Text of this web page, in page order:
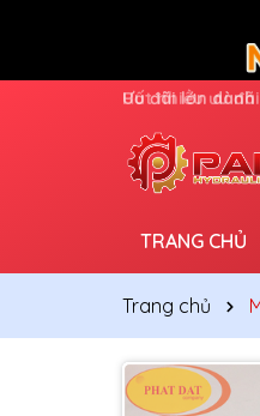
Ưu đãi lớn
TRANG CHỦ
Trang chủ